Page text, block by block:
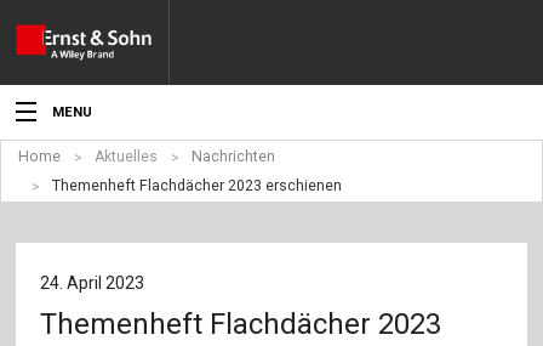
MENU
Aktuelles
Angebote
Fachgebiete
Home Aktuelles
Nachrichten
Themenheft Flachdächer 2023 erschienen
24. April 2023
Themenheft Flachdächer 2023